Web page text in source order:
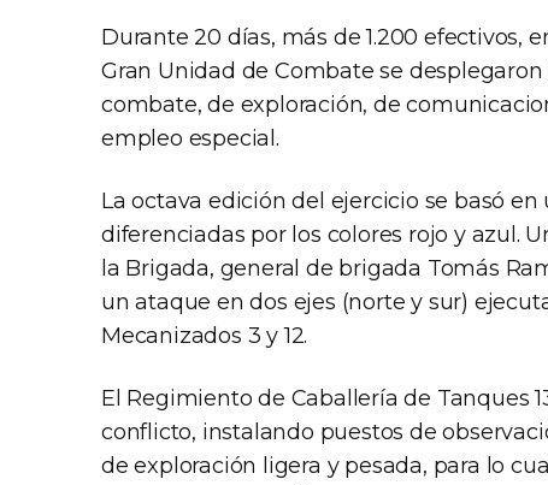
Durante 20 días, más de 1.200 efectivos,
Gran Unidad de Combate se
combate, de exploración, de
empleo especial.
La octava edición del ejercicio se basó
diferenciadas por los colores rojo y azul.
la Brigada, general de brigada Tomás
un ataque en dos ejes (norte y sur)
Mecanizados 3 y 12.
El Regimiento de Caballería de Tanques
conflicto, instalando puestos de
de exploración ligera y pesada, para lo